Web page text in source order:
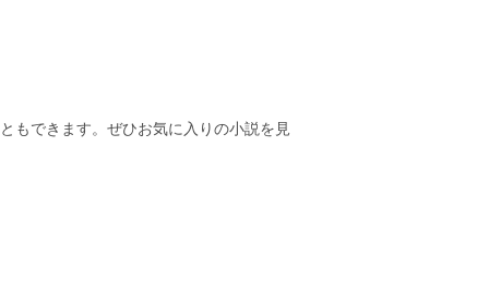
もできます。ぜひお気に入りの小説を見